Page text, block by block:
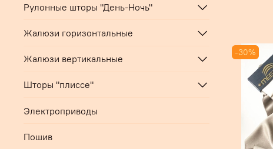
-30%
Рулонные шторы "День-Ночь"
Жалюзи горизонтальные
Жалюзи вертикальные
Шторы "плиссе"
Электроприводы
Пошив